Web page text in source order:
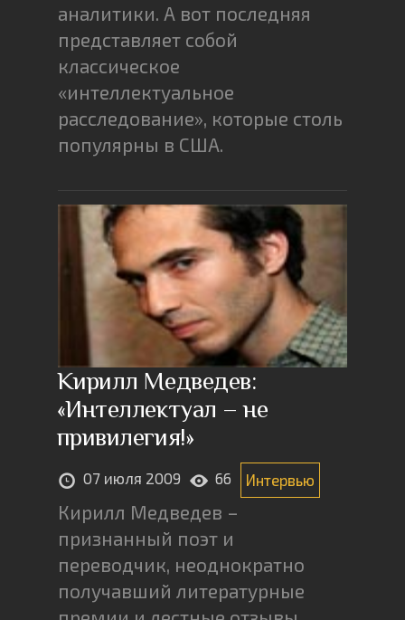
аналитики. А вот последняя
представляет собой
классическое
«интеллектуальное
расследование», которые столь
популярны в США.
Кирилл Медведев:
«Интеллектуал – не
привилегия!»
07 июля 2009 66 Интервью
Кирилл Медведев –
признанный поэт и
переводчик, неоднократно
получавший литературные